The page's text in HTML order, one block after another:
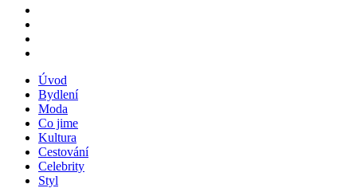
Úvod
Bydlení
Moda
Co jime
Kultura
Cestování
Celebrity
Styl